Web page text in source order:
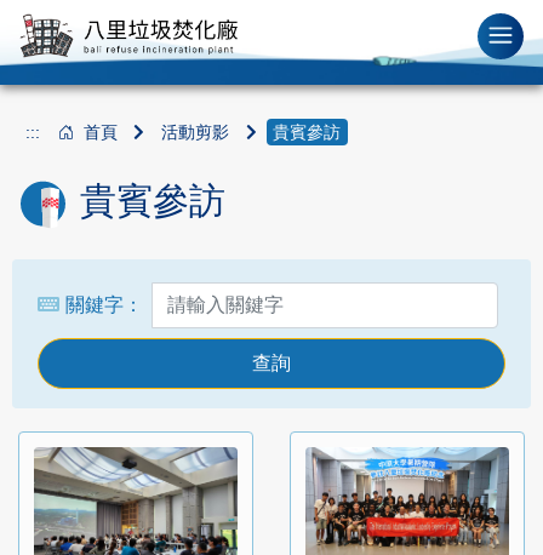
跳到主要內容區塊
選單
::: 首頁 活動剪影 貴賓參訪
貴賓參訪
關鍵字：
查詢